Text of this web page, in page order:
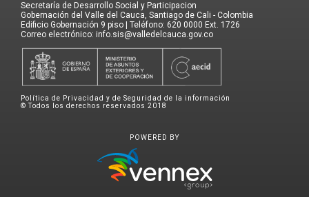
Secretaría de Desarrollo Social y Participacion
Gobernación del Valle del Cauca, Santiago de Cali - Colombia
Edificio Gobernación 9 piso | Teléfono: 620 0000 Ext. 1726
Correo electrónico: info.sis@valledelcauca.gov.co
Política de Privacidad y de Seguridad de la información
© Todos los derechos reservados 2018
POWERED BY